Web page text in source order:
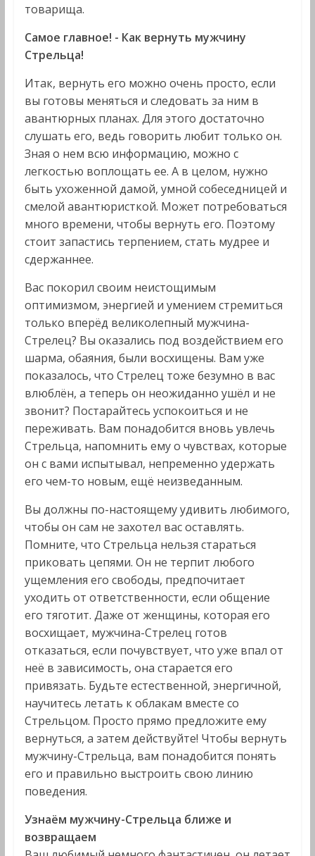
товарища.
Самое главное! - Как вернуть мужчину
Стрельца!
Итак, вернуть его можно очень просто, если
вы готовы меняться и следовать за ним в
авантюрных планах. Для этого достаточно
слушать его, ведь говорить любит только он.
Зная о нем всю информацию, можно с
легкостью воплощать ее. А в целом, нужно
быть ухоженной дамой, умной собеседницей и
смелой авантюристкой. Может потребоваться
много времени, чтобы вернуть его. Поэтому
стоит запастись терпением, стать мудрее и
сдержаннее.
Вас покорил своим неистощимым
оптимизмом, энергией и умением стремиться
только вперёд великолепный мужчина-
Стрелец? Вы оказались под воздействием его
шарма, обаяния, были восхищены. Вам уже
показалось, что Стрелец тоже безумно в вас
влюблён, а теперь он неожиданно ушёл и не
звонит? Постарайтесь успокоиться и не
переживать. Вам понадобится вновь увлечь
Стрельца, напомнить ему о чувствах, которые
он с вами испытывал, непременно удержать
его чем-то новым, ещё неизведанным.
Вы должны по-настоящему удивить любимого,
чтобы он сам не захотел вас оставлять.
Помните, что Стрельца нельзя стараться
приковать цепями. Он не терпит любого
ущемления его свободы, предпочитает
уходить от ответственности, если общение
его тяготит. Даже от женщины, которая его
восхищает, мужчина-Стрелец готов
отказаться, если почувствует, что уже впал от
неё в зависимость, она старается его
привязать. Будьте естественной, энергичной,
научитесь летать к облакам вместе со
Стрельцом. Просто прямо предложите ему
вернуться, а затем действуйте! Чтобы вернуть
мужчину-Стрельца, вам понадобится понять
его и правильно выстроить свою линию
поведения.
Узнаём мужчину-Стрельца ближе и
возвращаем